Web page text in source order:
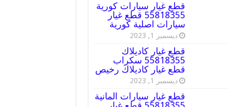
قطع غيار سيارات كورية
55818355 قطع غيار
سيارات اصلية كورية
ديسمبر 1, 2023
قطع غيار كاديلاك
55818355 سكراب
قطع غيار كاديلاك رخيص
ديسمبر 1, 2023
قطع غيار سيارات المانية